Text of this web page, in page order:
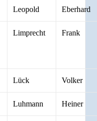
Leopold Eberhard
Limprecht Frank
Lück Volker
Luhmann Heiner